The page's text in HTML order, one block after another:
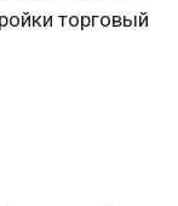
торговый